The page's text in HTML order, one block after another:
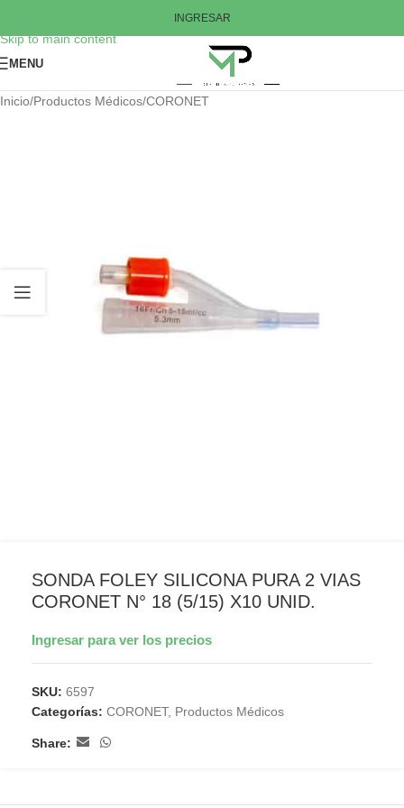
Skip to main content
INGRESAR
MENU
Inicio/Productos Médicos/CORONET
SONDA FOLEY SILICONA PURA 2 VIAS
CORONET N° 18 (5/15) X10 UNID.
Ingresar para ver los precios
SKU: 6597
Categorías: CORONET, Productos Médicos
Share: